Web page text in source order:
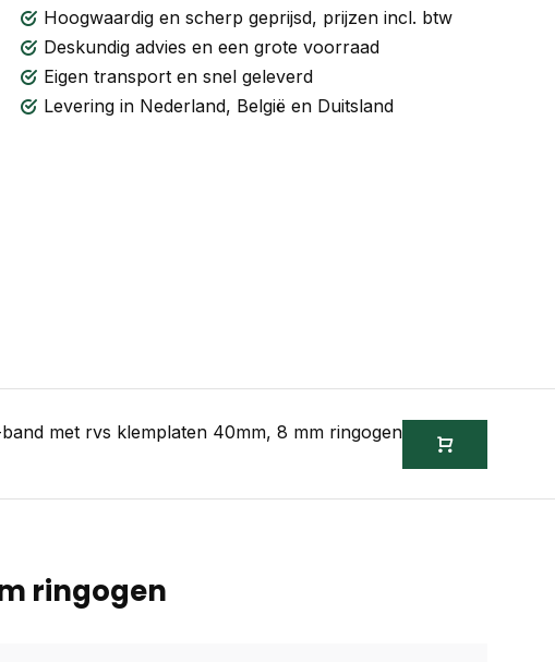
Hoogwaardig en scherp geprijsd, prijzen incl. btw
Deskundig advies en een grote voorraad
Eigen transport en snel geleverd
Levering in Nederland, België en Duitsland
met rvs klemplaten 40mm, 8 mm ringogen
ringogen